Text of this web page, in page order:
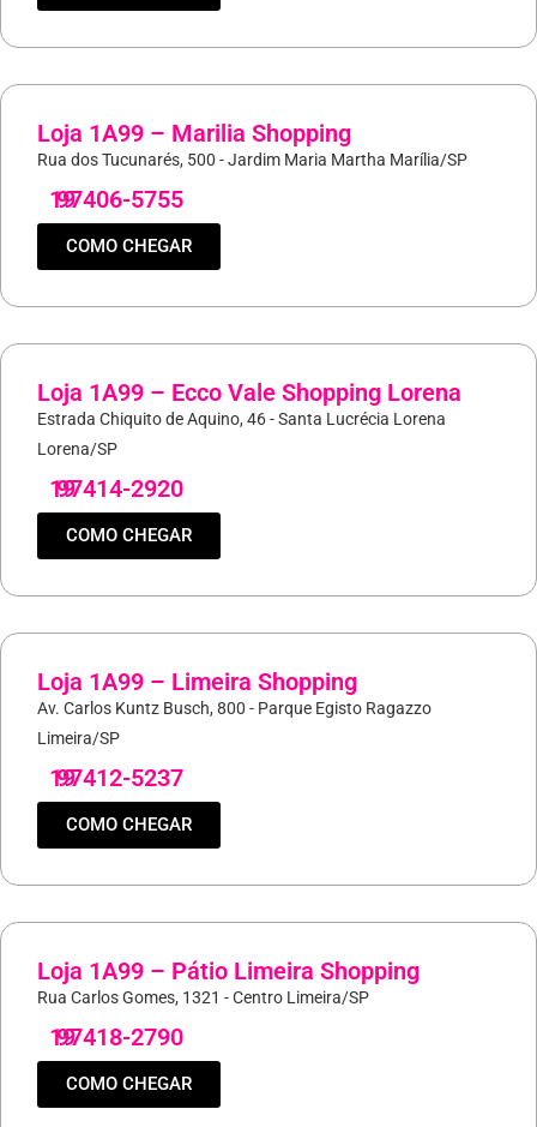
Loja 1A99 – Marilia Shopping
Rua dos Tucunarés, 500 - Jardim Maria Martha Marília/SP
19
97406-5755
COMO CHEGAR
Loja 1A99 – Ecco Vale Shopping Lorena
Estrada Chiquito de Aquino, 46 - Santa Lucrécia Lorena
Lorena/SP
19
97414-2920
COMO CHEGAR
Loja 1A99 – Limeira Shopping
Av. Carlos Kuntz Busch, 800 - Parque Egisto Ragazzo
Limeira/SP
19
97412-5237
COMO CHEGAR
Loja 1A99 – Pátio Limeira Shopping
Rua Carlos Gomes, 1321 - Centro Limeira/SP
19
97418-2790
COMO CHEGAR